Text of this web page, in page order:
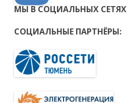
МЫ В СОЦИАЛЬНЫХ СЕТЯХ
СОЦИАЛЬНЫЕ ПАРТНЁРЫ: